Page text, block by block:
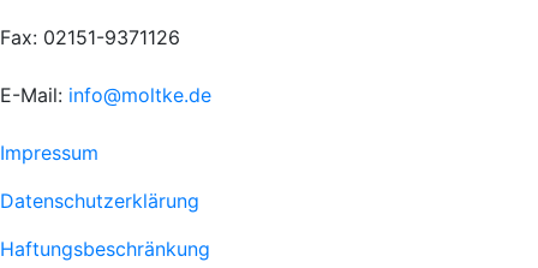
Fax: 02151-9371126
E-Mail: info@moltke.de
Menu
Fußzeile
1
Impressum
Datenschutzerklärung
Haftungsbeschränkung